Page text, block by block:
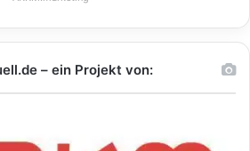
– ein Projekt von: